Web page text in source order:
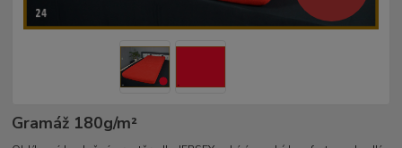
Gramáž 180g/m²­